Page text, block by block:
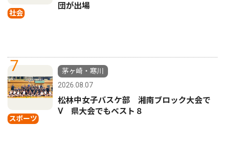
社会
団が出場
7
スポーツ
茅ヶ崎・寒川
2026.08.07
松林中女子バスケ部 湘南ブロック大会で
Ⅴ 県大会でもベスト８